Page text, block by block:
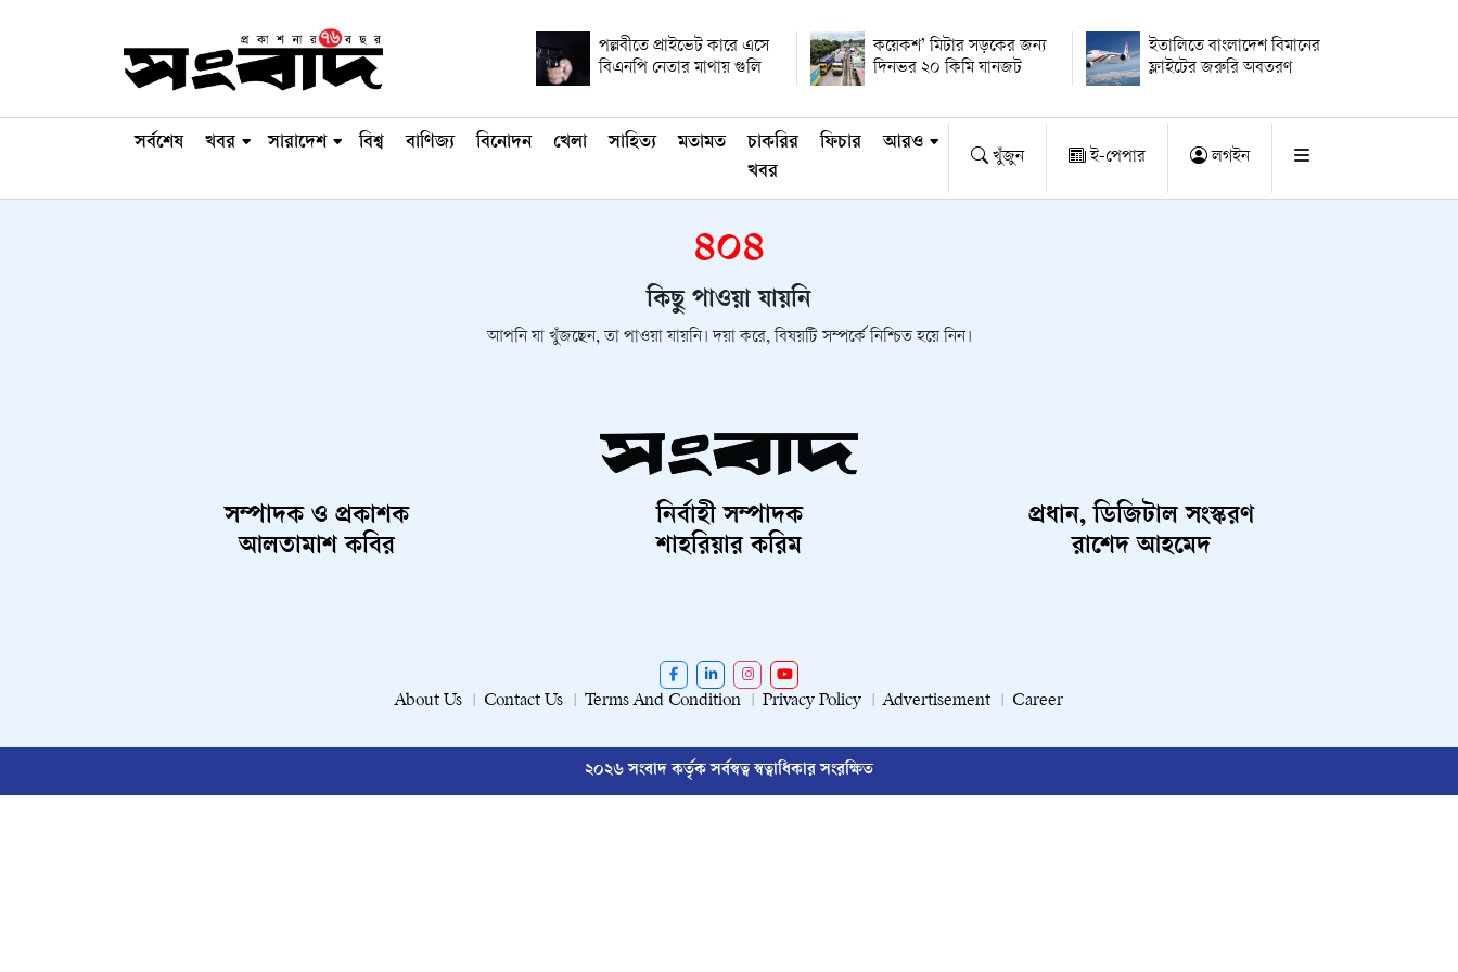
পল্লবীতে প্রাইভেট কারে এসে
বিএনপি নেতার মাথায় গুলি
কয়েকশ’ মিটার সড়কের জন্য
দিনভর ২০ কিমি যানজট
ইতালিতে বাংলাদেশ বিমানের
ফ্লাইটের জরুরি অবতরণ
সর্বশেষ খবর সারাদেশ বিশ্ব বাণিজ্য বিনোদন খেলা সাহিত্য মতামত
চাকরির
খবর
ফিচার আরও
খুঁজুন ই-পেপার লগইন
৪০৪
কিছু পাওয়া যায়নি
আপনি যা খুঁজছেন, তা পাওয়া যায়নি। দয়া করে, বিষয়টি সম্পর্কে নিশ্চিত হয়ে নিন।
সম্পাদক ও প্রকাশক
আলতামাশ কবির
নির্বাহী সম্পাদক
শাহরিয়ার করিম
প্রধান, ডিজিটাল সংস্করণ
রাশেদ আহমেদ
About Us Contact Us Terms And Condition Privacy Policy Advertisement Career
২০২৬ সংবাদ কর্তৃক সর্বস্বত্ব স্বত্বাধিকার সংরক্ষিত